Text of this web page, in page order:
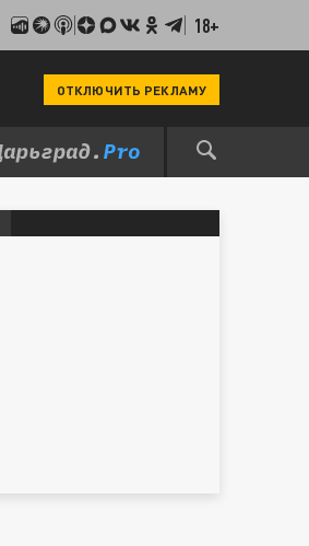
18+
ОТКЛЮЧИТЬ РЕКЛАМУ